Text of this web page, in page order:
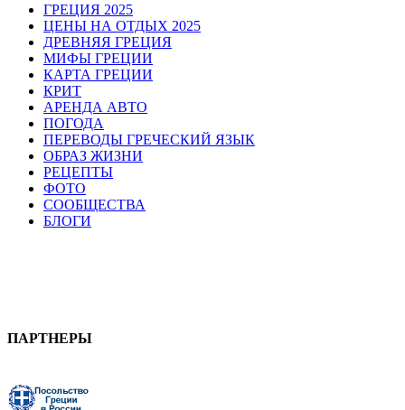
ГРЕЦИЯ 2025
ЦЕНЫ НА ОТДЫХ 2025
ДРЕВНЯЯ ГРЕЦИЯ
МИФЫ ГРЕЦИИ
КАРТА ГРЕЦИИ
КРИТ
АРЕНДА АВТО
ПОГОДА
ПЕРЕВОДЫ ГРЕЧЕСКИЙ ЯЗЫК
ОБРАЗ ЖИЗНИ
РЕЦЕПТЫ
ФОТО
СООБЩЕСТВА
БЛОГИ
ПАРТНЕРЫ